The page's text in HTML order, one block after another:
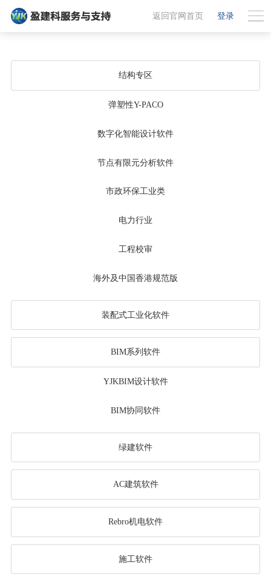
登录
返回官网首页
结构专区
弹塑性Y-PACO
数字化智能设计软件
节点有限元分析软件
市政环保工业类
电力行业
工程校审
海外及中国香港规范版
装配式工业化软件
BIM系列软件
YJKBIM设计软件
BIM协同软件
绿建软件
AC建筑软件
Rebro机电软件
施工软件